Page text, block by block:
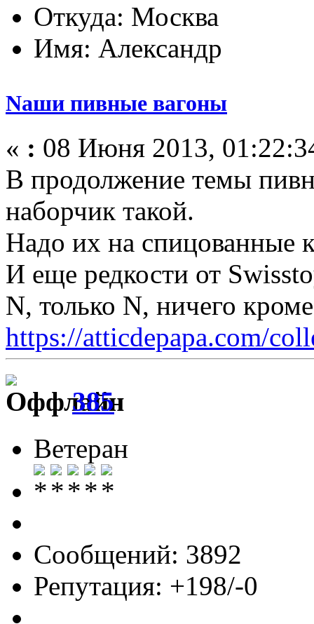
Откуда: Москва
Имя: Александр
Nаши пивные вагоны
« : 08 Июня 2013,
В продолжение темы
наборчик такой.
Надо их на спицованные
И еще редкости от
N, только N, ничего
https://atticdepapa.com/
385
Ветеран
Сообщений: 3892
Репутация: +198/-0